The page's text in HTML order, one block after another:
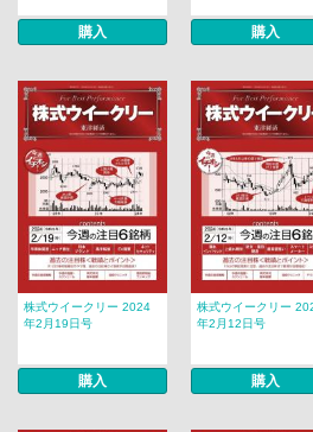
購入 購入
株式ウイークリー 2024
年2月19日号
購入
株式ウイークリー
年2月12日号
購入